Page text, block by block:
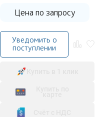
Цена по запросу
Уведомить о
поступлении